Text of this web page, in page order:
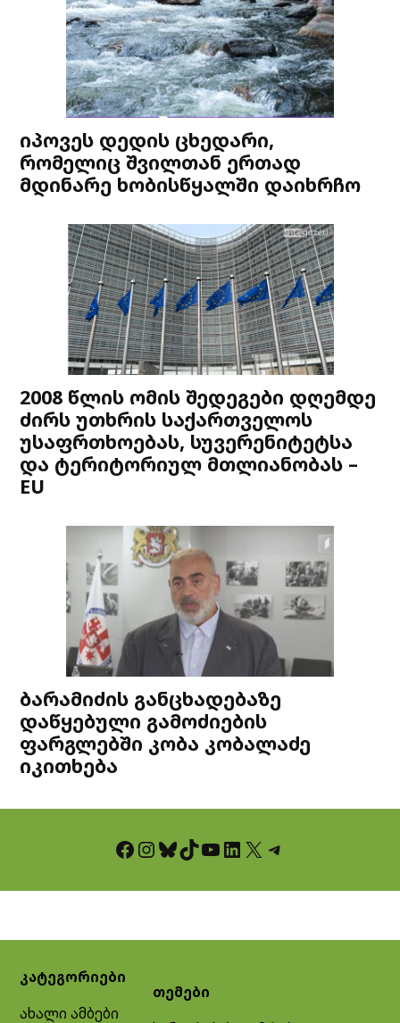
იპოვეს დედის ცხედარი,
რომელიც შვილთან ერთად
მდინარე ხობისწყალში დაიხრჩო
2008 წლის ომის შედეგები დღემდე
ძირს უთხრის საქართველოს
უსაფრთხოებას, სუვერენიტეტსა
და ტერიტორიულ მთლიანობას –
EU
ბარამიძის განცხადებაზე
დაწყებული გამოძიების
ფარგლებში კობა კობალაძე
იკითხება
Facebook InstagramBluesky TikTok YouTube LinkedIn X Telegram
კატეგორიები
ახალი ამბები
თემები